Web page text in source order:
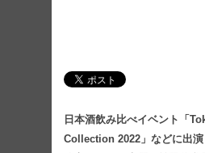
日本酒飲み比べイベント「
Collection 2022」などに出